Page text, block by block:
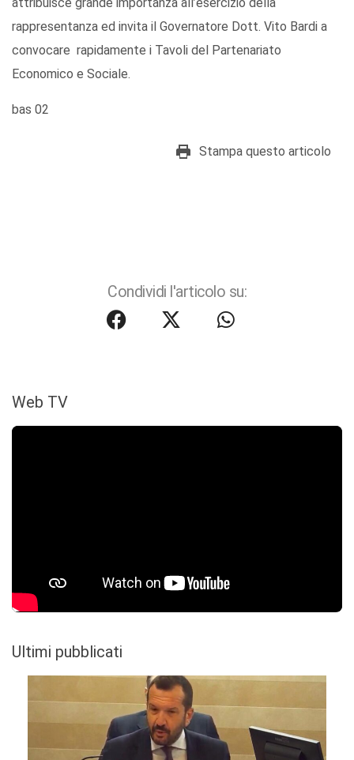
attribuisce grande importanza all’esercizio della
rappresentanza ed invita il Governatore Dott. Vito Bardi a
convocare rapidamente i Tavoli del Partenariato
Economico e Sociale.
bas 02
Stampa questo articolo
Condividi l'articolo su:
Web TV
Ultimi pubblicati